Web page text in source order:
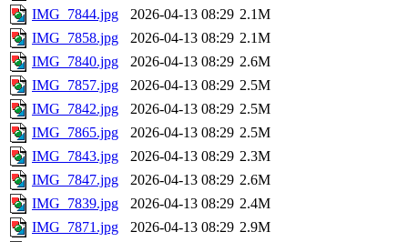
IMG_7844.jpg
2026-04-13 08:29 2.1M
IMG_7858.jpg
2026-04-13 08:29 2.1M
IMG_7840.jpg
2026-04-13 08:29 2.6M
IMG_7857.jpg
2026-04-13 08:29 2.5M
IMG_7842.jpg
2026-04-13 08:29 2.5M
IMG_7865.jpg
2026-04-13 08:29 2.5M
IMG_7843.jpg
2026-04-13 08:29 2.3M
IMG_7847.jpg
2026-04-13 08:29 2.6M
IMG_7839.jpg
2026-04-13 08:29 2.4M
IMG_7871.jpg
2026-04-13 08:29 2.9M